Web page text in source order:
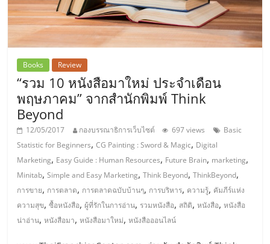
รน
ไชส์,
รวม
แฟ
รน
ไชส์
ขาย
Books Review
“รวม 10 หนังสือมาใหม่ ประจำเดือน
พฤษภาคม” จากสำนักพิมพ์ Think
Beyond
12/05/2017 กองบรรณาธิการเว็บไซต์ 697 views
Basic
Statistic for Beginners,CG Painting : Sword & Magic, Digital
Marketing, Easy Guide : Human Resources, Future Brain, marketing,
Minitab,Simple and Easy Marketing,Think Beyond,ThinkBeyond,
การขาย, การตลาด, การตลาดฉบับบ้านๆ, การบริหาร, ความรู้, คัมภีร์แห่ง
ความสุข,ซื้อหนังสือ,ผู้ที่รักในการอ่าน, รวมหนังสือ, สถิติ,หนังสือ,หนังสือ
น่าอ่าน,หนังสือมา,หนังสือมาใหม่,หนังสือออนไลน์